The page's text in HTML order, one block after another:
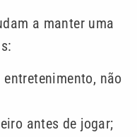
a manter uma
não
antes de jogar;